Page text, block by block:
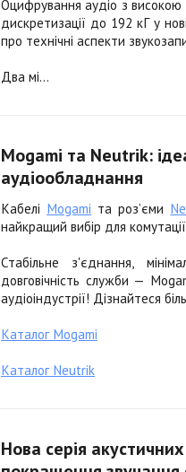
Оцифрування аудіо з
дискретизації до 192 кГ у
про технічні аспекти
Два мі...
Mogami та Neutrik:
аудіообладнання
Кабелі Mogami та роз’єми
найкращий вибір для
Стабільне з'єднання,
довговічність служби —
аудіоіндустрії! Дізнайтеся
Каталог Mogami
Каталог Neutrik
Нова серія